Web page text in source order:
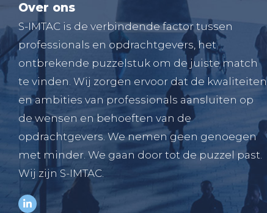
Over ons
S-IMTAC is de verbindende factor tussen
professionals en opdrachtgevers, het
ontbrekende puzzelstuk om de juiste match
te vinden. Wij zorgen ervoor dat de kwaliteiten
en ambities van professionals aansluiten op
de wensen en behoeften van de
opdrachtgevers. We nemen geen genoegen
met minder. We gaan door tot de puzzel past.
Wij zijn S-IMTAC.